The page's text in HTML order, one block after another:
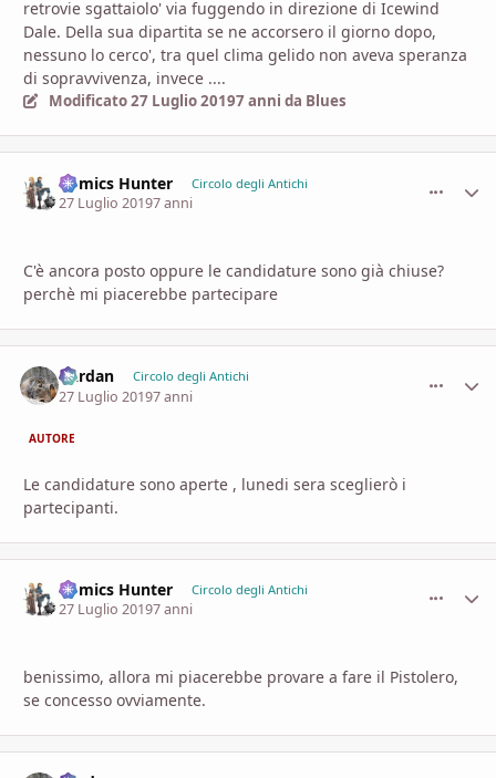
retrovie sgattaiolo' via fuggendo in direzione di Icewind
Dale. Della sua dipartita se ne accorsero il giorno dopo,
nessuno lo cerco', tra quel clima gelido non aveva speranza
di sopravvivenza, invece ....
Modificato27 Luglio 20197 anni da Blues
Comics Hunter Circolo degli Antichi
27 Luglio 20197 anni
C'è ancora posto oppure le candidature sono già chiuse?
perchè mi piacerebbe partecipare
Dardan Circolo degli Antichi
27 Luglio 20197 anni
AUTORE
Le candidature sono aperte , lunedi sera sceglierò i
partecipanti.
Comics Hunter Circolo degli Antichi
27 Luglio 20197 anni
benissimo, allora mi piacerebbe provare a fare il Pistolero,
se concesso ovviamente.